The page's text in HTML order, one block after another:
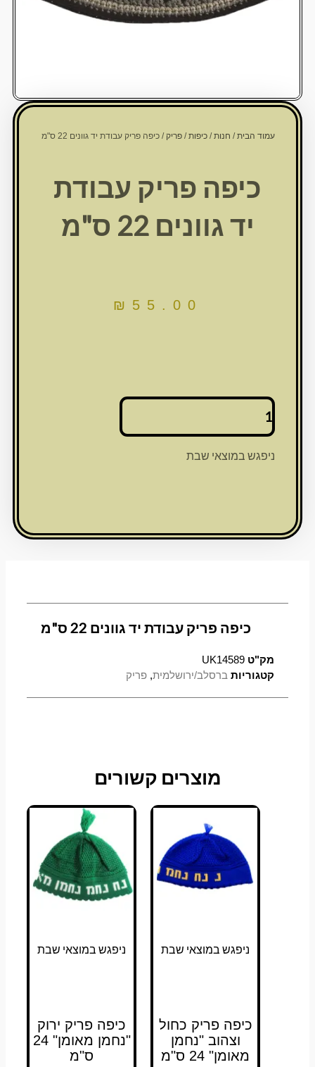
עמוד הבית/חנות/כיפות/פריק/ כיפה פריק עבודת יד גוונים 22 ס"מ
כיפה פריק עבודת
יד גוונים 22 ס"מ
₪ 55.00
כמות
כיפה
ניפגש במוצאי שבת
כיפה פריק עבודת יד גוונים 22 ס"מ
מק"טUK14589
קטגוריות ברסלב/ירושלמית,פריק
מוצרים קשורים
ניפגש במוצאי שבת
כיפה פריק כחול
וצהוב "נחמן
מאומן" 24 ס"מ
ניפגש במוצאי שבת
כיפה פריק ירוק
"נחמן מאומן" 24
ס"מ